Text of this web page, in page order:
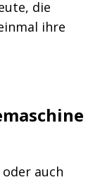
die
ihre
oder auch